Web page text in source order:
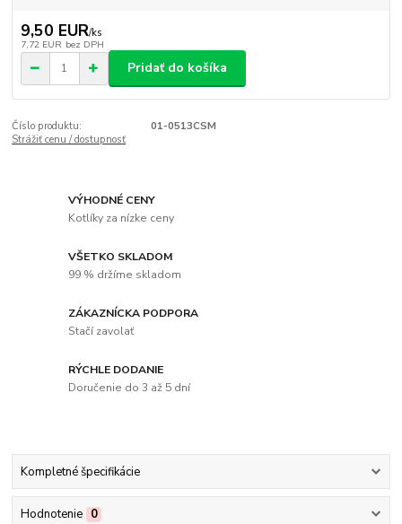
9,50 EUR/ks
7,72 EUR bez DPH
Pridať do košíka
Číslo produktu:
01-0513CSM
Strážiť cenu / dostupnosť
VÝHODNÉ CENY
Kotlíky za nízke ceny
VŠETKO SKLADOM
99 % držíme skladom
ZÁKAZNÍCKA PODPORA
Stačí zavolať
RÝCHLE DODANIE
Doručenie do 3 až 5 dní
Kompletné špecifikácie
Hodnotenie 0